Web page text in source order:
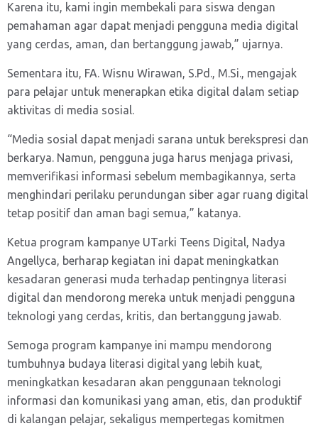
Karena itu, kami ingin membekali para siswa dengan
pemahaman agar dapat menjadi pengguna media digital
yang cerdas, aman, dan bertanggung jawab,” ujarnya.
Sementara itu, FA. Wisnu Wirawan, S.Pd., M.Si., mengajak
para pelajar untuk menerapkan etika digital dalam setiap
aktivitas di media sosial.
“Media sosial dapat menjadi sarana untuk berekspresi dan
berkarya. Namun, pengguna juga harus menjaga privasi,
memverifikasi informasi sebelum membagikannya, serta
menghindari perilaku perundungan siber agar ruang digital
tetap positif dan aman bagi semua,” katanya.
Ketua program kampanye UTarki Teens Digital, Nadya
Angellyca, berharap kegiatan ini dapat meningkatkan
kesadaran generasi muda terhadap pentingnya literasi
digital dan mendorong mereka untuk menjadi pengguna
teknologi yang cerdas, kritis, dan bertanggung jawab.
Semoga program kampanye ini mampu mendorong
tumbuhnya budaya literasi digital yang lebih kuat,
meningkatkan kesadaran akan penggunaan teknologi
informasi dan komunikasi yang aman, etis, dan produktif
di kalangan pelajar, sekaligus mempertegas komitmen